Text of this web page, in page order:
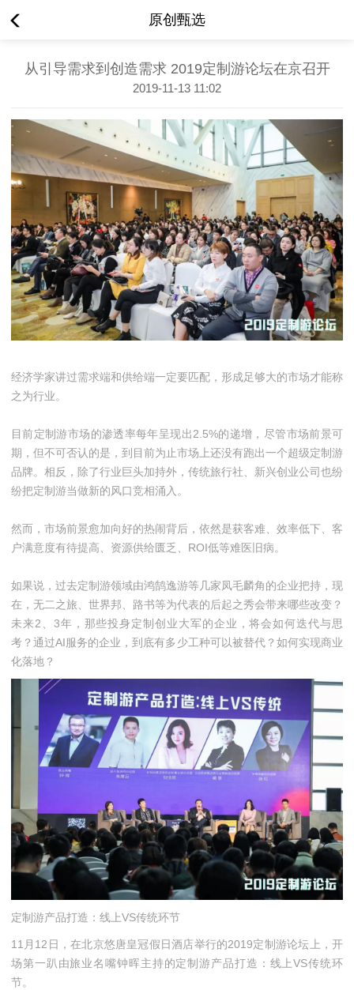
原创甄选
从引导需求到创造需求 2019定制游论坛在京召开
2019-11-13 11:02
经济学家讲过需求端和供给端一定要匹配，形成足够大的市场才能称
之为行业。
目前定制游市场的渗透率每年呈现出2.5%的递增，尽管市场前景可
期，但不可否认的是，到目前为止市场上还没有跑出一个超级定制游
品牌。相反，除了行业巨头加持外，传统旅行社、新兴创业公司也纷
纷把定制游当做新的风口竞相涌入。
然而，市场前景愈加向好的热闹背后，依然是获客难、效率低下、客
户满意度有待提高、资源供给匮乏、ROI低等难医旧病。
如果说，过去定制游领域由鸿鹄逸游等几家凤毛麟角的企业把持，现
在，无二之旅、世界邦、路书等为代表的后起之秀会带来哪些改变？
未来2、3年，那些投身定制创业大军的企业，将会如何迭代与思
考？通过AI服务的企业，到底有多少工种可以被替代？如何实现商业
化落地？
定制游产品打造：线上VS传统环节
11月12日，在北京悠唐皇冠假日酒店举行的2019定制游论坛上，开
场第一趴由旅业名嘴钟晖主持的定制游产品打造：线上VS传统环
节。